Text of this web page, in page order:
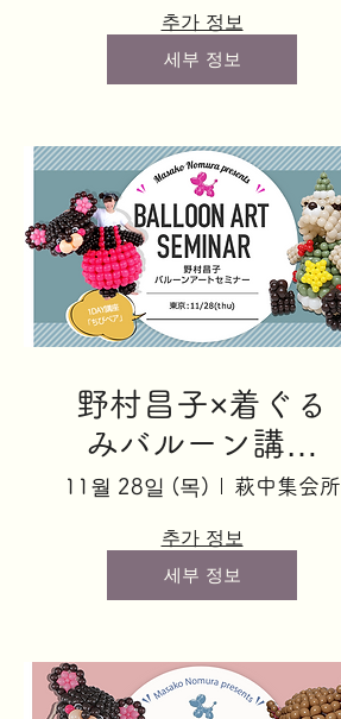
추가 정보
세부 정보
野村昌子×着ぐる
みバルーン講座
「ちびベア」
11월 28일 (목) 萩中集会所
추가 정보
세부 정보